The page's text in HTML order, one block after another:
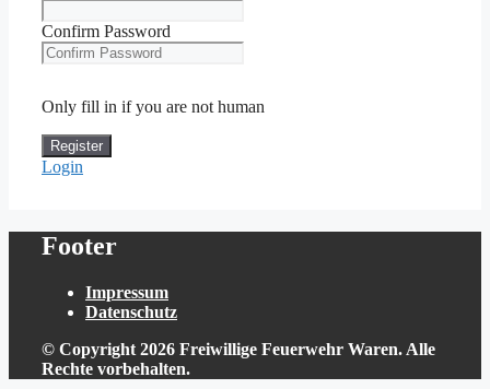
Confirm Password
Only fill in if you are not human
Login
Footer
Impressum
Datenschutz
© Copyright 2026 Freiwillige Feuerwehr Waren. Alle
Rechte vorbehalten.